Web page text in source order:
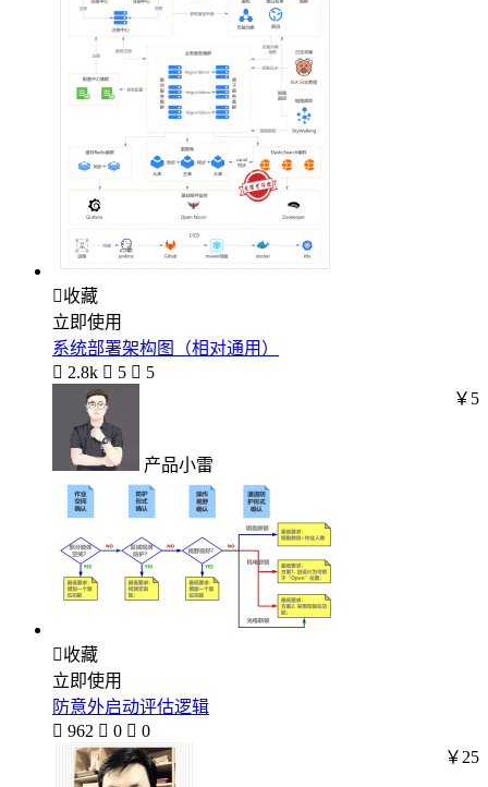
收藏
立即使用
系统部署架构图（相对通用）
 2.8k  5  5
产品小雷
￥5
收藏
立即使用
防意外启动评估逻辑
 962  0  0
￥25